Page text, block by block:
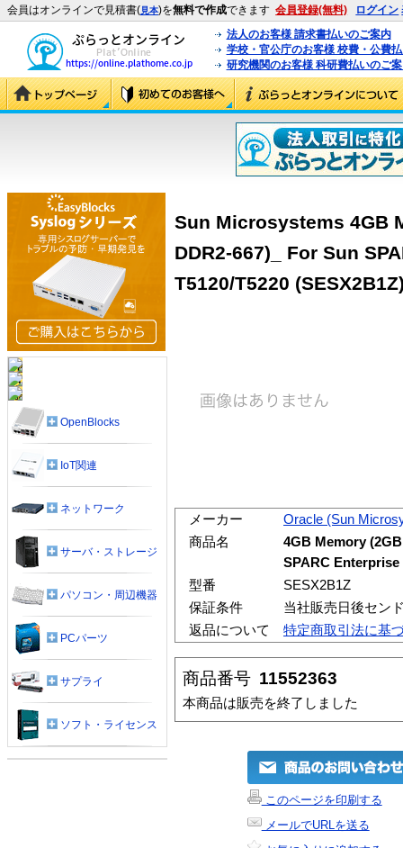
会員はオンラインで見積書(見本)を無料で作成できます 会員登録(無料) ログイン
法人のお客様 請求書払いのご案内
学校・官公庁のお客様 校費・公費
研究機関のお客様 科研費払いのご
Sun Microsystems 4GB
DDR2-667)_ For Sun
T5120/T5220
メーカー
Oracle (Sun
商品名
4GB Memory
SPARC Enterprise
型番
SESX2B1Z
保証条件
当社販売日後セン
返品について
特定商取引法に基
商品番号 11552363
本商品は販売を終了しました
このページを印刷する
メールでURLを送る
OpenBlocks
IoT関連
ネットワーク
サーバ・ストレージ
パソコン・周辺機器
PCパーツ
サプライ
ソフト・ライセンス